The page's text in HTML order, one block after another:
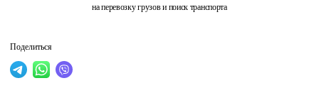
на перевозку грузов и поиск транспорта
Поделиться